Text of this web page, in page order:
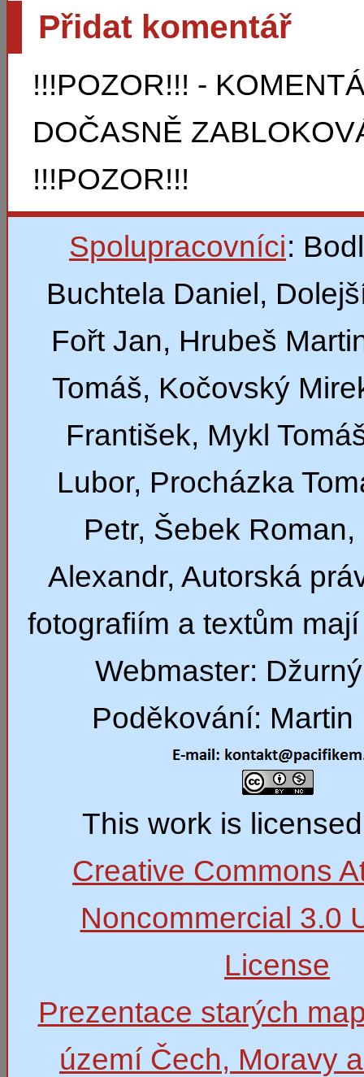
Přidat komentář
!!!POZOR!!! -
DOČASNĚ
!!!POZOR!!!
Spolupracovníci:
Buchtela Daniel,
Fořt Jan, Hrubeš
Tomáš, Kočovský
František, Mykl
Lubor, Procházka
Petr, Šebek
Alexandr, Autorská
fotografiím a textům
Webmaster:
Poděkování: Martin
This work is
Creative Commons
Noncommercial 3.0
License
Prezentace starých
území Čech, Moravy